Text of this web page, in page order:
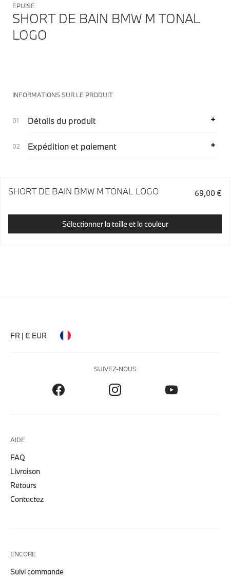
ÉPUISÉ
SHORT DE BAIN BMW M TONAL
LOGO
INFORMATIONS SUR LE PRODUIT
Détails du produit
Expédition et paiement
SHORT DE BAIN BMW M TONAL LOGO 69,00 €
Sélectionner la taille et la couleur
FR | € EUR
SUIVEZ-NOUS
AIDE
FAQ
Livraison
Retours
Contactez
ENCORE
Suivi commande